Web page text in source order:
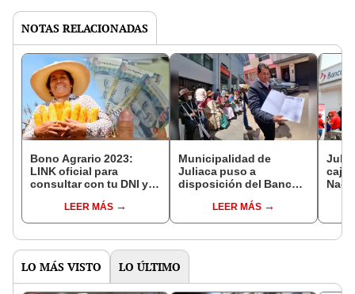
NOTAS RELACIONADAS
Bono Agrario 2023:
LINK oficial para
consultar con tu DNI y
beneficiario HOY, 2 de
marzo
LEER MÁS
Municipalidad de
Juliaca puso a
disposición del Banco
municipales
LEER MÁS
LO MÁS VISTO LO ÚLTIMO